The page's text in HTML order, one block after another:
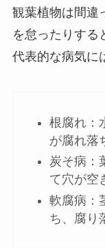
観葉植物は間違
を怠ったりする
代表的な病気に
根腐れ：
が腐れ落
炭そ病：
て穴が空
軟腐病：
ち、腐り